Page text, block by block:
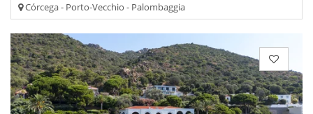
Córcega - Porto-Vecchio - Palombaggia